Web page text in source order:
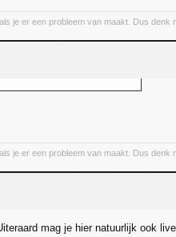
je er een probleem van maakt. Dus
je er een probleem van maakt. Dus
mag je hier natuurlijk ook